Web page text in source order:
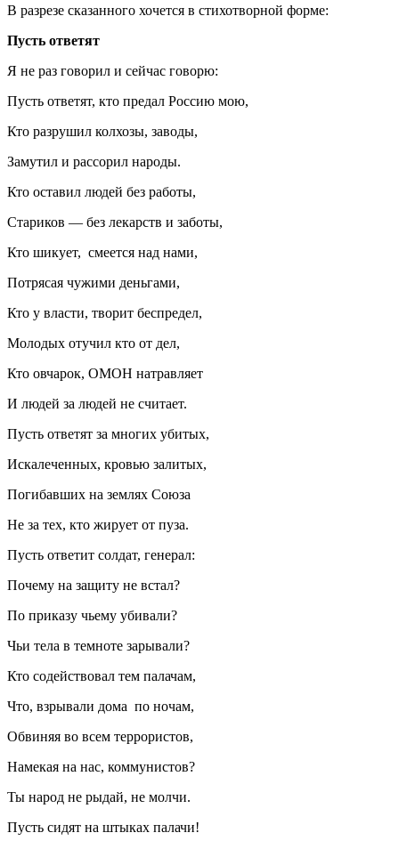
В разрезе сказанного хочется в стихотворной форме:
Пусть ответят
Я не раз говорил и сейчас говорю:
Пусть ответят, кто предал Россию мою,
Кто разрушил колхозы, заводы,
Замутил и рассорил народы.
Кто оставил людей без работы,
Стариков — без лекарств и заботы,
Кто шикует, смеется над нами,
Потрясая чужими деньгами,
Кто у власти, творит беспредел,
Молодых отучил кто от дел,
Кто овчарок, ОМОН натравляет
И людей за людей не считает.
Пусть ответят за многих убитых,
Искалеченных, кровью залитых,
Погибавших на землях Союза
Не за тех, кто жирует от пуза.
Пусть ответит солдат, генерал:
Почему на защиту не встал?
По приказу чьему убивали?
Чьи тела в темноте зарывали?
Кто содействовал тем палачам,
Что, взрывали дома по ночам,
Обвиняя во всем террористов,
Намекая на нас, коммунистов?
Ты народ не рыдай, не молчи.
Пусть сидят на штыках палачи!